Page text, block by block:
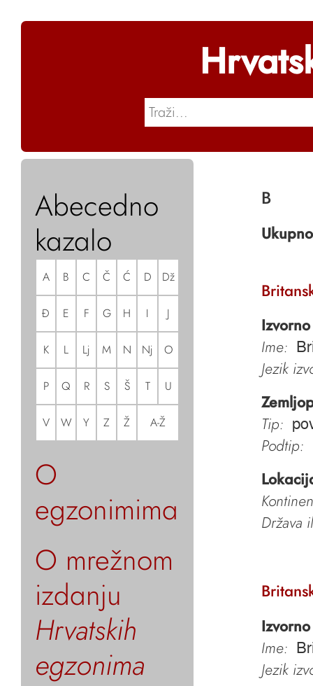
Abecedno
kazalo
A B C Č Ć D Dž
Đ E F G H I J
K L Lj M N Nj O
P Q R S Š T U
V W Y Z Ž A-Ž
O
egzonimima
O mrežnom
izdanju
Hrvatskih
egzonima
B
Ime:
Jezik
Tip:
Podtip:
Država
Ime:
Jezik